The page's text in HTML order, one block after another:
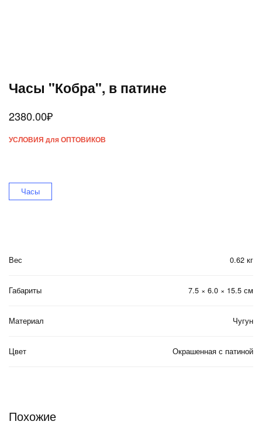
Часы "Кобра", в патине
2380.00₽
УСЛОВИЯ для ОПТОВИКОВ
Часы
Вес 0.62 кг
Габариты 7.5 × 6.0 × 15.5 см
Материал Чугун
Цвет Окрашенная с патиной
Похожие